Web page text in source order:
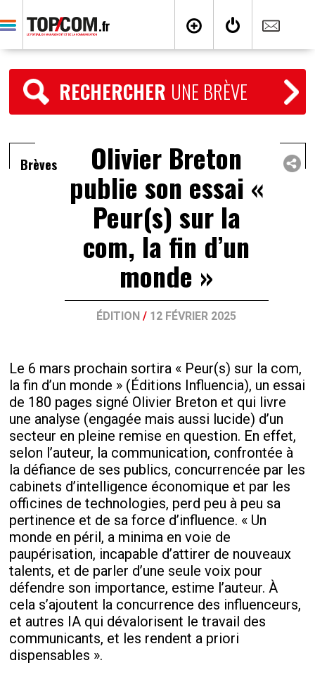
RECHERCHER UNE BRÈVE
Brèves Olivier Breton
publie son essai «
Peur(s) sur la
com, la fin d’un
monde »
ÉDITION / 12 FÉVRIER 2025
Le 6 mars prochain sortira « Peur(s) sur la com,
la fin d’un monde » (Éditions Influencia), un essai
de 180 pages signé Olivier Breton et qui livre
une analyse (engagée mais aussi lucide) d’un
secteur en pleine remise en question. En effet,
selon l’auteur, la communication, confrontée à
la défiance de ses publics, concurrencée par les
cabinets d’intelligence économique et par les
officines de technologies, perd peu à peu sa
pertinence et de sa force d’influence. « Un
monde en péril, a minima en voie de
paupérisation, incapable d’attirer de nouveaux
talents, et de parler d’une seule voix pour
défendre son importance, estime l’auteur. À
cela s’ajoutent la concurrence des influenceurs,
et autres IA qui dévalorisent le travail des
communicants, et les rendent a priori
dispensables ».